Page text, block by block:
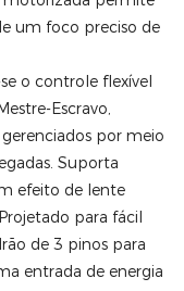
um foco preciso de
o controle flexível
Escravo,
por meio
Suporta
efeito de lente
para fácil
de 3 pinos para
entrada de energia